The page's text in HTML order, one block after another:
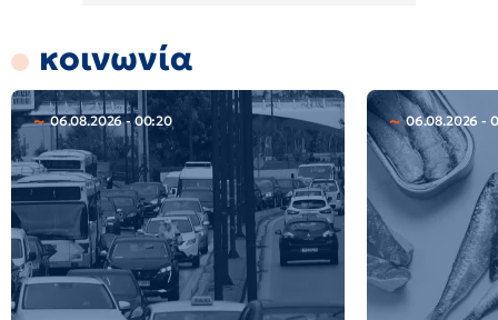
κοινωνία
06.08.2026 - 00:20 06.08.2026 -